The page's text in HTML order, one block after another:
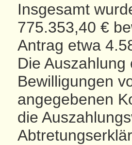
Insgesamt
775.353,40 €
Antrag etwa
Die
Bewilligungen
angegebenen
die